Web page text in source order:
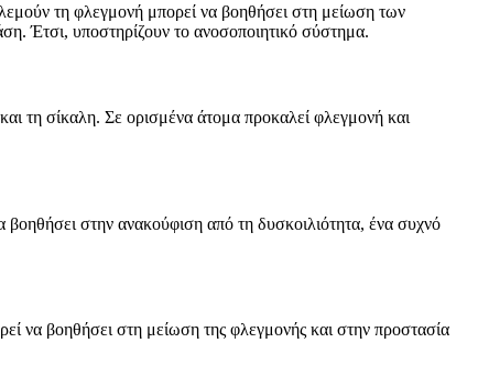
τη φλεγμονή μπορεί να βοηθήσει στη μείωση των
Έτσι, υποστηρίζουν το ανοσοποιητικό σύστημα.
τη σίκαλη. Σε ορισμένα άτομα προκαλεί φλεγμονή και
στην ανακούφιση από τη δυσκοιλιότητα, ένα συχνό
να βοηθήσει στη μείωση της φλεγμονής και στην προστασία